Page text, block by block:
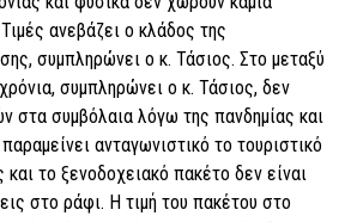
ανεβάζει ο κλάδος της
συμπληρώνει ο κ. Τάσιος. Στο μεταξύ
συμπληρώνει ο κ. Τάσιος, δεν
στα συμβόλαια λόγω της πανδημίας και
ανταγωνιστικό το τουριστικό
και το ξενοδοχειακό πακέτο δεν είναι
στο ράφι. Η τιμή του πακέτου στο